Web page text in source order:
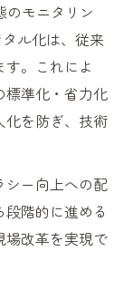
向上効果
前線を解説
とDXの関係
の紹介
新たな地平
のか解説
のモニタリン
ル化は、従来
。これによ
標準化・省力化
化を防ぎ、技術
シー向上への配
階的に進める
場改革を実現で